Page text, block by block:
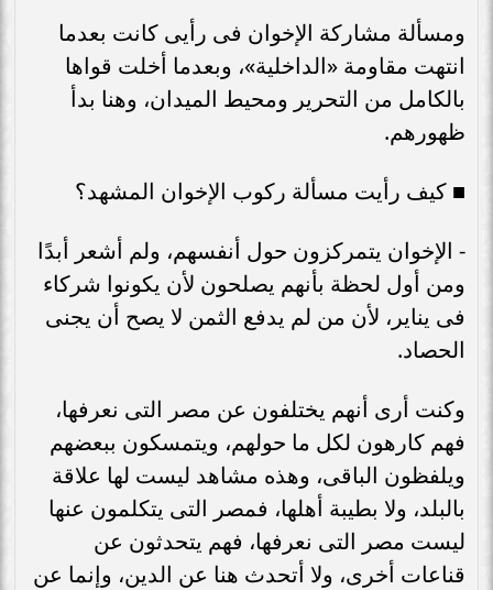
ومسألة مشاركة الإخوان فى رأيى كانت بعدما
انتهت مقاومة «الداخلية»، وبعدما أخلت قواها
بالكامل من التحرير ومحيط الميدان، وهنا بدأ
ظهورهم.
■ كيف رأيت مسألة ركوب الإخوان المشهد؟
- الإخوان يتمركزون حول أنفسهم، ولم أشعر أبدًا
ومن أول لحظة بأنهم يصلحون لأن يكونوا شركاء
فى يناير، لأن من لم يدفع الثمن لا يصح أن يجنى
الحصاد.
وكنت أرى أنهم يختلفون عن مصر التى نعرفها،
فهم كارهون لكل ما حولهم، ويتمسكون ببعضهم
ويلفظون الباقى، وهذه مشاهد ليست لها علاقة
بالبلد، ولا بطيبة أهلها، فمصر التى يتكلمون عنها
ليست مصر التى نعرفها، فهم يتحدثون عن
قناعات أخرى، ولا أتحدث هنا عن الدين، وإنما عن